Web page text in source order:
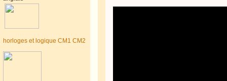
horloges et logique CM1 CM2